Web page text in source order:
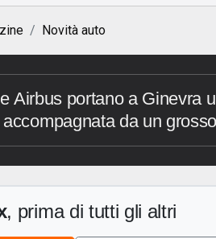
Novità auto
Airbus portano a Ginevra
da un
, prima di tutti gli altri